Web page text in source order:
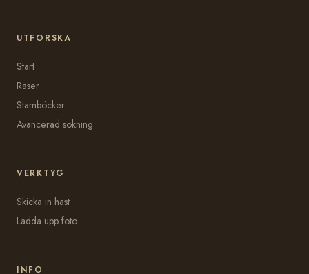
UTFORSKA
Start
Raser
Stamböcker
Avancerad sökning
VERKTYG
Skicka in häst
Ladda upp foto
INFO